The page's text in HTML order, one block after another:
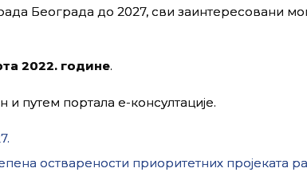
Београда до 2027, сви заинтересовани
2022. године.
путем портала е-консултације.
остварености приоритетних пројеката